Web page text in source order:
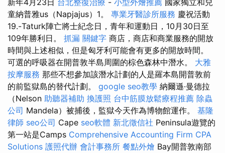
新年4月23日 台北整復治療 - 小型外燴推薦 國家獨立和兒
童納普雅us（Napjajus）1。 專業牙醫診所服務 慶祝活動
19.-Taturk陣亡將士紀念日，青年和運動日，10月30日至
109年勝利日。 抓漏 關鍵字 商店，商店和商業服務的開放
時間與上述相似，但是匈牙利可能會有更多的開放時間。
可選的呼吸器在開普敦半島周圍的棕色森林中潛水。 大雅
按摩服務 那些不想參加該潛水計劃的人是羅本島開普敦前
的前監獄島的替代計劃。 google seo教學 納爾遜·曼德拉
（Nelson 助聽器補助 換護照 台中筋膜放鬆療程推薦 除蟲
公司 Mandela）被捕後，監獄今天作為博物館運作。 基隆
律師 seo公司 Cape seo軟體 新北徵信社 Peninsula遊覽的
第一站是Camps Comprehensive Accounting Firm CPA
Solutions 護照代辦 會計事務所 餐點外燴 Bay開普敦南部